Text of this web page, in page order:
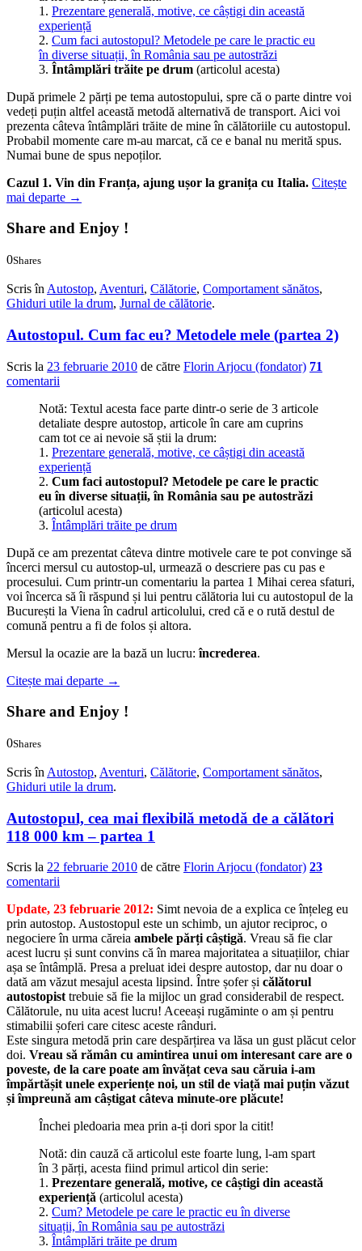
1. Prezentare generală, motive, ce câștigi din această
experiență
2. Cum faci autostopul? Metodele pe care le practic eu
în diverse situații, în România sau pe autostrăzi
3. Întâmplări trăite pe drum (articolul acesta)
După primele 2 părți pe tema autostopului, spre că o parte dintre voi
vedeți puțin altfel această metodă alternativă de transport. Aici voi
prezenta câteva întâmplări trăite de mine în călătoriile cu autostopul.
Probabil momente care m-au marcat, că ce e banal nu merită spus.
Numai bune de spus nepoților.
Cazul 1. Vin din Franța, ajung ușor la granița cu Italia. Citește
mai departe →
Share and Enjoy !
0Shares
Scris înAutostop, Aventuri, Călătorie, Comportament sănătos,
Ghiduri utile la drum, Jurnal de călătorie.
Autostopul. Cum fac eu? Metodele mele (partea 2)
Scris la 23 februarie 2010 de către Florin Arjocu (fondator) 71
comentarii
Notă: Textul acesta face parte dintr-o serie de 3 articole
detaliate despre autostop, articole în care am cuprins
cam tot ce ai nevoie să știi la drum:
1. Prezentare generală, motive, ce câștigi din această
experiență
2. Cum faci autostopul? Metodele pe care le practic
eu în diverse situații, în România sau pe autostrăzi
(articolul acesta)
3. Întâmplări trăite pe drum
După ce am prezentat câteva dintre motivele care te pot convinge să
încerci mersul cu autostop-ul, urmează o descriere pas cu pas e
procesului. Cum printr-un comentariu la partea 1 Mihai cerea sfaturi,
voi încerca să îi răspund și lui pentru călătoria lui cu autostopul de la
București la Viena în cadrul articolului, cred că e o rută destul de
comună pentru a fi de folos și altora.
Mersul la ocazie are la bază un lucru:încrederea.
Citește mai departe →
Share and Enjoy !
0Shares
Scris înAutostop, Aventuri, Călătorie, Comportament sănătos,
Ghiduri utile la drum.
Autostopul, cea mai flexibilă metodă de a călători
118 000 km – partea 1
Scris la 22 februarie 2010 de către Florin Arjocu (fondator) 23
comentarii
Update, 23 februarie 2012: Simt nevoia de a explica ce înțeleg eu
prin autostop. Austostopul este un schimb, un ajutor reciproc, o
negociere în urma căreia ambele părți câștigă. Vreau să fie clar
acest lucru și sunt convins că în marea majoritatea a situațiilor, chiar
așa se întâmplă. Presa a preluat idei despre autostop, dar nu doar o
dată am văzut mesajul acesta lipsind. Între șofer și călătorul
autostopisttrebuie să fie la mijloc un grad considerabil de respect.
Călătorule, nu uita acest lucru! Aceeași rugăminte o am și pentru
stimabilii șoferi care citesc aceste rânduri.
Este singura metodă prin care despărțirea va lăsa un gust plăcut celor
doi. Vreau să rămân cu amintirea unui om interesant care are o
poveste, de la care poate am învățat ceva sau căruia i-am
împărtășit unele experiențe noi, un stil de viață mai puțin văzut
și împreună am câștigat câteva minute-ore plăcute!
Închei pledoaria mea prin a-ți dori spor la citit!
Notă: din cauză că articolul este foarte lung, l-am spart
în 3 părți, acesta fiind primul articol din serie:
1. Prezentare generală, motive, ce câștigi din această
experiență (articolul acesta)
2. Cum? Metodele pe care le practic eu în diverse
situații, în România sau pe autostrăzi
3. Întâmplări trăite pe drum